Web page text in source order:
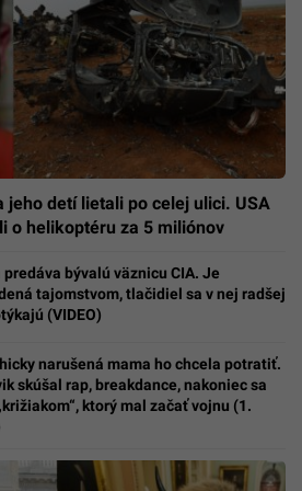
jeho detí lietali po celej ulici. USA
o helikoptéru za 5 miliónov
predáva bývalú väznicu CIA. Je
tajomstvom, tlačidiel sa v nej radšej
(VIDEO)
narušená mama ho chcela potratiť.
skúšal rap, breakdance, nakoniec sa
ktorý mal začať vojnu (1.